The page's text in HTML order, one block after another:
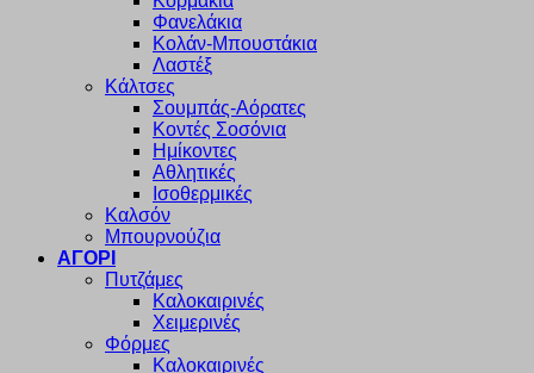
Φανελάκια
Κολάν-Μπουστάκια
Λαστέξ
Κάλτσες
Σουμπάς-Αόρατες
Κοντές Σοσόνια
Ημίκοντες
Αθλητικές
Ισοθερμικές
Καλσόν
Μπουρνούζια
ΑΓΟΡΙ
Πυτζάμες
Καλοκαιρινές
Χειμερινές
Φόρμες
Καλοκαιρινές